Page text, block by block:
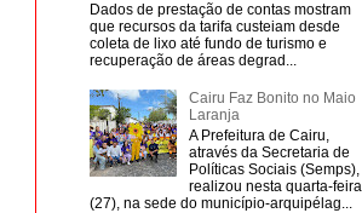
Dados de prestação de contas mostram
que recursos da tarifa custeiam desde
coleta de lixo até fundo de turismo e
recuperação de áreas degrad...
Cairu Faz Bonito no Maio
Laranja
A Prefeitura de Cairu,
através da Secretaria de
Políticas Sociais (Semps),
realizou nesta quarta-feira
(27), na sede do município-arquipélag...